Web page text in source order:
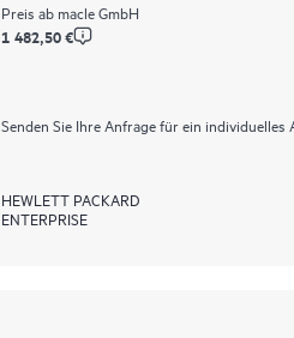
Preis ab macle GmbH
1 482,50 €
Senden Sie Ihre Anfrage für ein individuelles
HEWLETT PACKARD
ENTERPRISE